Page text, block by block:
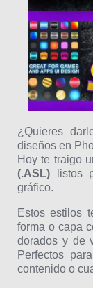
¿Quieres
diseños en
Hoy te traigo
(.ASL) listos
gráfico.
Estos estilos
forma o capa
dorados y de
Perfectos
contenido o